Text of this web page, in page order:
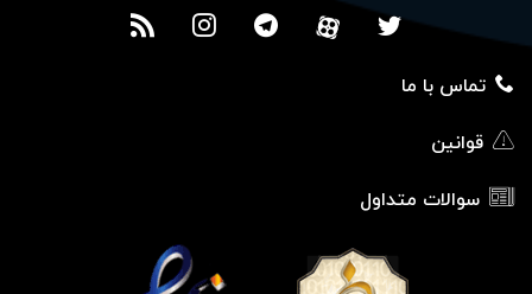
تماس با ما
قوانین
سوالات متداول